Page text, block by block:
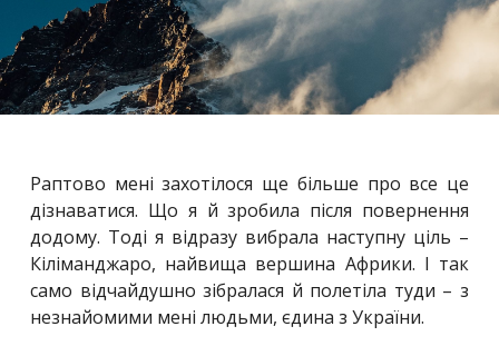
Раптово мені захотілося ще більше про все це
дізнаватися. Що я й зробила після повернення
додому. Тоді я відразу вибрала наступну ціль –
Кіліманджаро, найвища вершина Африки. І так
само відчайдушно зібралася й полетіла туди – з
незнайомими мені людьми, єдина з України.